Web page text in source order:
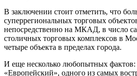
В заключении стоит отметить, что
суперрегиональных торговых
непосредственно на МКАД, в число
столичных торговых комплексов в
четыре объекта в пределах города.
И еще несколько любопытных
«Европейский», одного из самых